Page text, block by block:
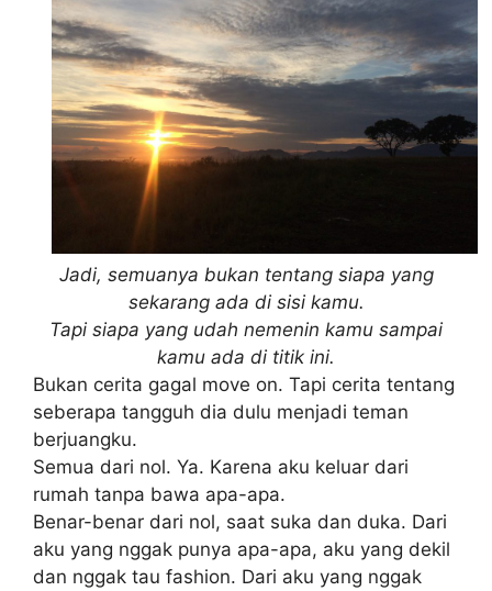
Jadi, semuanya bukan tentang siapa yang
sekarang ada di sisi kamu.
Tapi siapa yang udah nemenin kamu sampai
kamu ada di titik ini.
Bukan cerita gagal move on. Tapi cerita tentang
seberapa tangguh dia dulu menjadi teman
berjuangku.
Semua dari nol. Ya. Karena aku keluar dari
rumah tanpa bawa apa-apa.
Benar-benar dari nol, saat suka dan duka. Dari
aku yang nggak punya apa-apa, aku yang dekil
dan nggak tau fashion. Dari aku yang nggak